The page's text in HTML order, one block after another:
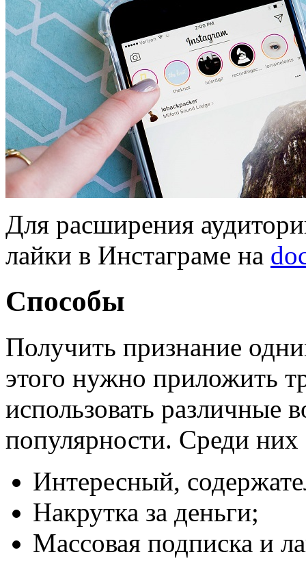
Для расширения
лайки в Инстаграме на
Способы
Получить признание
этого нужно приложить
использовать различные
популярности. Среди
Интересный,
Накрутка за деньги;
Массовая подписка и